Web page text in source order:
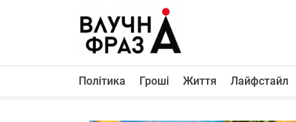
Політика
Політика Гроші Життя Лайфстайл